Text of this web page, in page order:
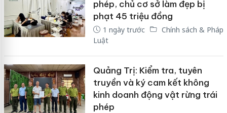
phép, chủ cơ sở làm đẹp bị
phạt 45 triệu đồng
1 ngày trước
Chính sách & Pháp
Luật
Quảng Trị: Kiểm tra, tuyên
truyền và ký cam kết không
kinh doanh động vật rừng trái
phép